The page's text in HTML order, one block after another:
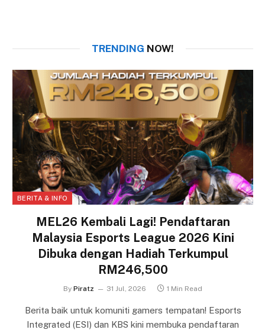
TRENDING NOW!
BERITA & INFO
MEL26 Kembali Lagi! Pendaftaran
Malaysia Esports League 2026 Kini
Dibuka dengan Hadiah Terkumpul
RM246,500
By Piratz 31 Jul, 2026 1 Min Read
Berita baik untuk komuniti gamers tempatan! Esports
Integrated (ESI) dan KBS kini membuka pendaftaran